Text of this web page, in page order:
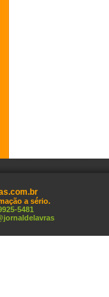
a sério.
5481